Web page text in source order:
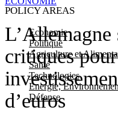
POLICY AREAS
Economie
Politique
Agriculture et
Santé
Technologies
Energie,
Défense
L’Allemagne
critiques
d’euros